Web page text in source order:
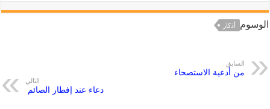
الوسوم أذكار
السابق
من أدعية الاستصحاء
التالي
دعاء عند إفطار الصائم